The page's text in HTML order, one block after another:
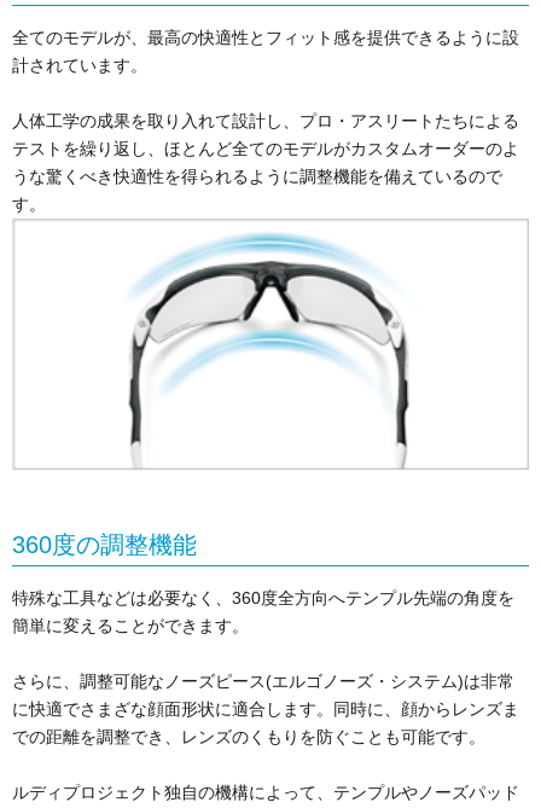
全てのモデルが、最高の快適性とフィット感を提供できるように設
計されています。
人体工学の成果を取り入れて設計し、プロ・アスリートたちによる
テストを繰り返し、ほとんど全てのモデルがカスタムオーダーのよ
うな驚くべき快適性を得られるように調整機能を備えているので
す。
360度の調整機能
特殊な工具などは必要なく、360度全方向へテンプル先端の角度を
簡単に変えることができます。
さらに、調整可能なノーズピース(エルゴノーズ・システム)は非常
に快適でさまざな顔面形状に適合します。同時に、顔からレンズま
での距離を調整でき、レンズのくもりを防ぐことも可能です。
ルディプロジェクト独自の機構によって、テンプルやノーズパッド